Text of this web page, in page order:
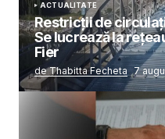
ACTUALITATE
Restricții de
Se lucrează la
Fier
de Thabitta Fecheta 7